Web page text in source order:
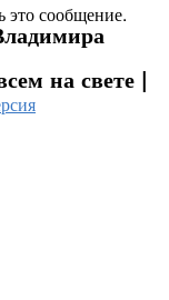
это сообщение.
на свете |